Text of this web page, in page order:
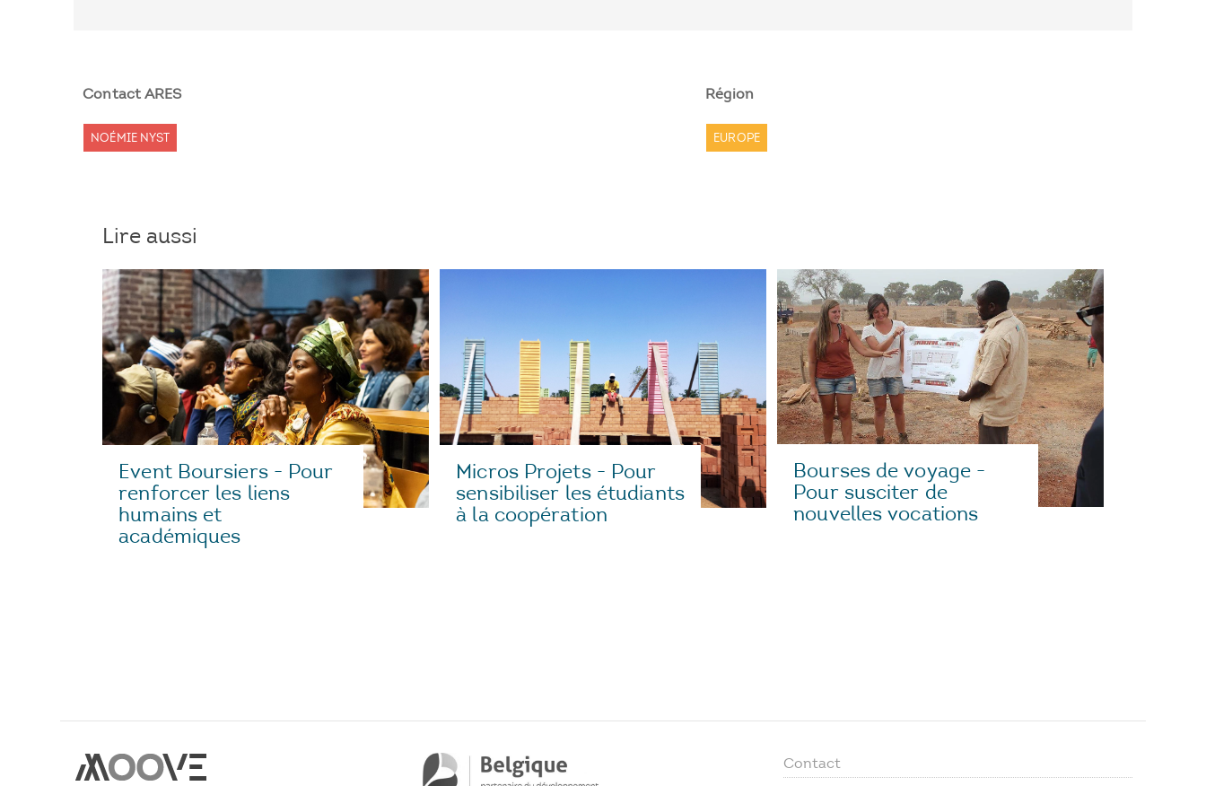
Contact ARES Région
NOÉMIE NYST EUROPE
Lire aussi
Event Boursiers - Pour
renforcer les liens
humains et
académiques
Micros Projets - Pour
sensibiliser les étudiants
à la coopération
Bourses de voyage -
Pour susciter de
nouvelles vocations
Contact